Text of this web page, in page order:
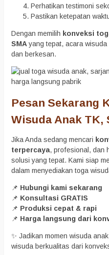
Perhatikan testimoni
Pastikan ketepatan
Dengan memilih konveksi
SMAyang tepat, acara
dan berkesan.
Pesan Sekarang
Wisuda Anak TK,
Jika Anda sedang mencari
terpercaya, profesional, dan
solusi yang tepat. Kami siap
dalam menyediakan toga
📌 Hubungi kami sekarang
📌 Konsultasi GRATIS
📌 Produksi cepat & rapi
📌 Harga langsung dari
✨ Jadikan momen wisuda
wisuda berkualitas dari